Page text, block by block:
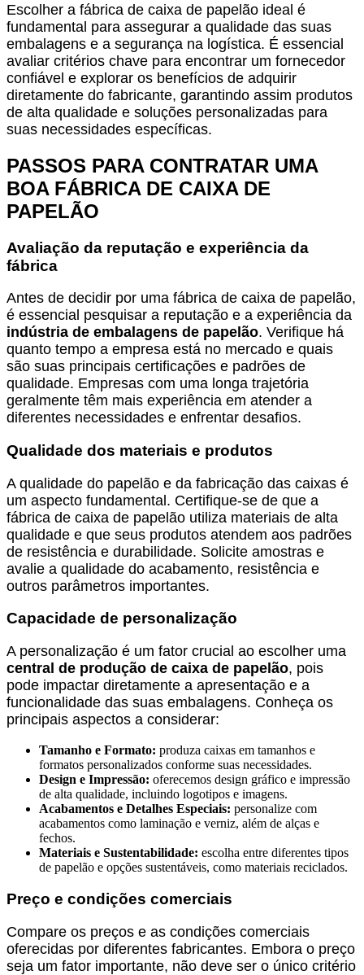
Escolher a fábrica de caixa de papelão ideal é
fundamental para assegurar a qualidade das suas
embalagens e a segurança na logística. É essencial
avaliar critérios chave para encontrar um fornecedor
confiável e explorar os benefícios de adquirir
diretamente do fabricante, garantindo assim produtos
de alta qualidade e soluções personalizadas para
suas necessidades específicas.
PASSOS PARA CONTRATAR UMA
BOA FÁBRICA DE CAIXA DE
PAPELÃO
Avaliação da reputação e experiência da
fábrica
Antes de decidir por uma fábrica de caixa de papelão,
é essencial pesquisar a reputação e a experiência da
indústria de embalagens de papelão. Verifique há
quanto tempo a empresa está no mercado e quais
são suas principais certificações e padrões de
qualidade. Empresas com uma longa trajetória
geralmente têm mais experiência em atender a
diferentes necessidades e enfrentar desafios.
Qualidade dos materiais e produtos
A qualidade do papelão e da fabricação das caixas é
um aspecto fundamental. Certifique-se de que a
fábrica de caixa de papelão utiliza materiais de alta
qualidade e que seus produtos atendem aos padrões
de resistência e durabilidade. Solicite amostras e
avalie a qualidade do acabamento, resistência e
outros parâmetros importantes.
Capacidade de personalização
A personalização é um fator crucial ao escolher uma
central de produção de caixa de papelão, pois
pode impactar diretamente a apresentação e a
funcionalidade das suas embalagens. Conheça os
principais aspectos a considerar:
Tamanho e Formato: produza caixas em tamanhos e
formatos personalizados conforme suas necessidades.
Design e Impressão: oferecemos design gráfico e impressão
de alta qualidade, incluindo logotipos e imagens.
Acabamentos e Detalhes Especiais: personalize com
acabamentos como laminação e verniz, além de alças e
fechos.
Materiais e Sustentabilidade: escolha entre diferentes tipos
de papelão e opções sustentáveis, como materiais reciclados.
Preço e condições comerciais
Compare os preços e as condições comerciais
oferecidas por diferentes fabricantes. Embora o preço
seja um fator importante, não deve ser o único critério